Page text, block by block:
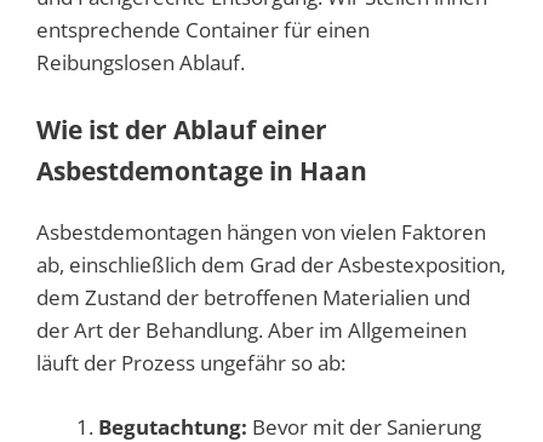
entsprechende Container für einen
Reibungslosen Ablauf.
Wie ist der Ablauf einer
Asbestdemontage in Haan
Asbestdemontagen hängen von vielen Faktoren
ab, einschließlich dem Grad der Asbestexposition,
dem Zustand der betroffenen Materialien und
der Art der Behandlung. Aber im Allgemeinen
läuft der Prozess ungefähr so ​​ab:
Begutachtung: Bevor mit der Sanierung